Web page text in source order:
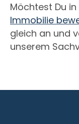
Möchtest Du
Immobilie
gleich an und
unserem